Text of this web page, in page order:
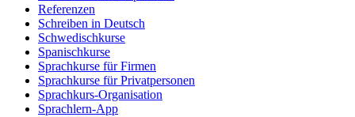
Referenzen
Schreiben in Deutsch
Schwedischkurse
Spanischkurse
Sprachkurse für Firmen
Sprachkurse für Privatpersonen
Sprachkurs-Organisation
Sprachlern-App